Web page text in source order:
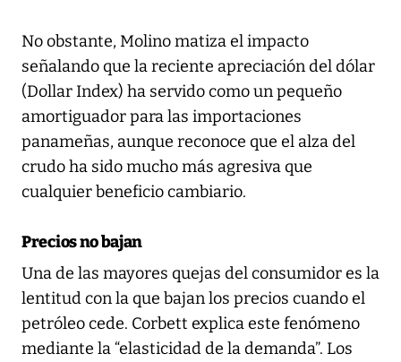
No obstante, Molino matiza el impacto
señalando que la reciente apreciación del dólar
(Dollar Index) ha servido como un pequeño
amortiguador para las importaciones
panameñas, aunque reconoce que el alza del
crudo ha sido mucho más agresiva que
cualquier beneficio cambiario.
Precios no bajan
Una de las mayores quejas del consumidor es la
lentitud con la que bajan los precios cuando el
petróleo cede. Corbett explica este fenómeno
mediante la “elasticidad de la demanda”. Los